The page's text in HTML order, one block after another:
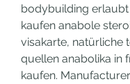
bodybuilding
kaufen anabole
visakarte, natürliche
quellen anabolika in
kaufen.